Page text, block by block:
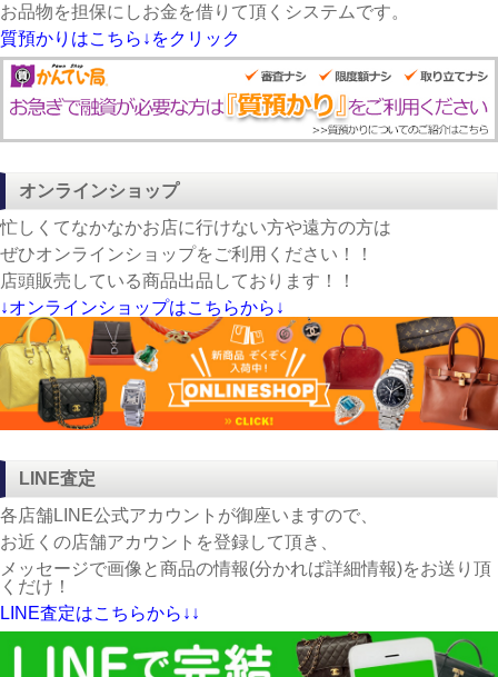
お品物を担保にしお金を借りて頂くシステムです。
質預かりはこちら↓をクリック
オンラインショップ
忙しくてなかなかお店に行けない方や遠方の方は
ぜひオンラインショップをご利用ください！！
店頭販売している商品出品しております！！
↓オンラインショップはこちらから↓
LINE査定
各店舗LINE公式アカウントが御座いますので、
お近くの店舗アカウントを登録して頂き、
メッセージで画像と商品の情報(分かれば詳細情報)をお送り頂
くだけ！
LINE査定はこちらから↓↓